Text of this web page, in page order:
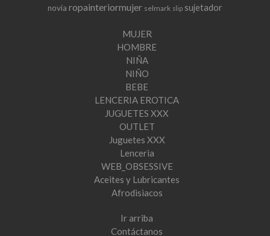
novia ropainteriormujer selmark slip sujetador
MUJER
HOMBRE
NIÑA
NIÑO
BEBE
LENCERIA EROTICA
JUGUETES XXX
OUTLET
Juguetes XXX
Lenceria
WEB_OBSESSIVE
Aceites y Lubricantes
Afrodisiacos
Ir arriba
Contáctanos